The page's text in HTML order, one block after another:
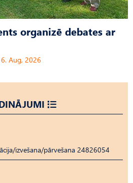
organizē debates ar
Aug, 2026
izvešana/pārvešana 24826054